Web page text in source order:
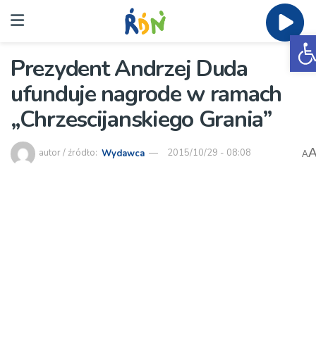
Prezydent Andrzej Duda
ufunduje nagrode w ramach
„Chrzescijanskiego Grania”
autor / źródło: Wydawca 2015/10/29 - 08:08 A